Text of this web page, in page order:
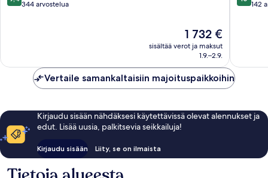
kautta344 arvostelua
Hinta
on
1 732 €
1 732 €
sisältää verot ja maksut
1.9.–2.9.
Élysées
kautta
142
Vertaile samankaltaisiin majoituspaikkoihin
Kirjaudu sisään nähdäksesi käytettävissä olevat alennukset ja
edut. Lisää uusia, palkitsevia seikkailuja!
Kirjaudu sisään Liity, se on ilmaista